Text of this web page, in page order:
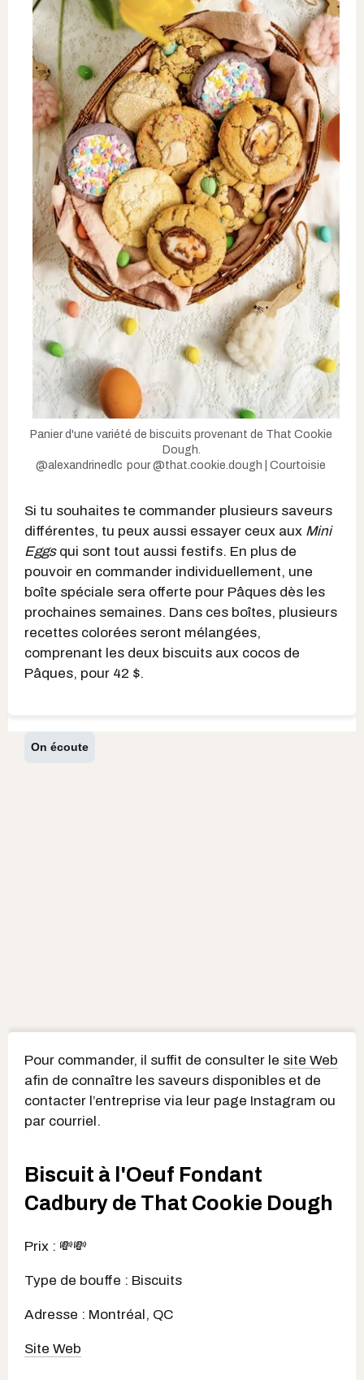
Panier d'une variété de biscuits provenant de That Cookie
Dough.
@alexandrinedlc pour@that.cookie.dough | Courtoisie
Si tu souhaites te commander plusieurs saveurs
différentes, tu peux aussi essayer ceux aux Mini
Eggsqui sont tout aussi festifs. En plus de
pouvoir en commander individuellement, une
boîte spéciale sera offerte pour Pâques dès les
prochaines semaines. Dans ces boîtes, plusieurs
recettes colorées seront mélangées,
comprenant les deux biscuits aux cocos de
Pâques, pour 42 $.
On écoute
Pour commander, il suffit de consulter le site Web
afin de connaître les saveurs disponibles et de
contacter l’entreprise via leur page Instagram ou
par courriel.
Biscuit à l'Oeuf Fondant
Cadbury de That Cookie Dough
Prix : 💸💸
Type de bouffe : Biscuits
Adresse : Montréal, QC
Site Web